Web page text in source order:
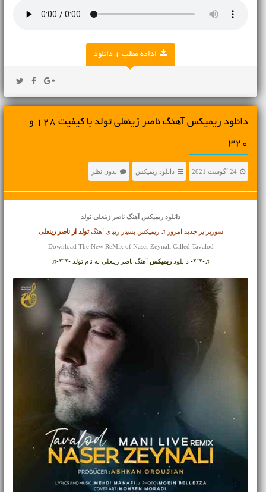
ادامه مطلب + دانلود
دانلود ریمیکس آهنگ ناصر زینعلی تولد با کیفیت 128 و
320
24 آگوست 2021 دانلود ریمیکس بدون نظر
دانلود ریمیکس آهنگناصر زینعلی تولد
سورپرایز جدید امروز ♫ ریمیکس بسیار زیبای آهنگتولد ازناصر زینعلی
Download The New ReMix of Naser Zeynali Called Tavalod
♫•*¨*• دانلود ریمیکس آهنگ ناصر زینعلی به نام تولد •*¨*•♫